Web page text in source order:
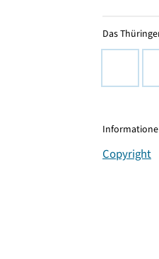
Das
Copyright